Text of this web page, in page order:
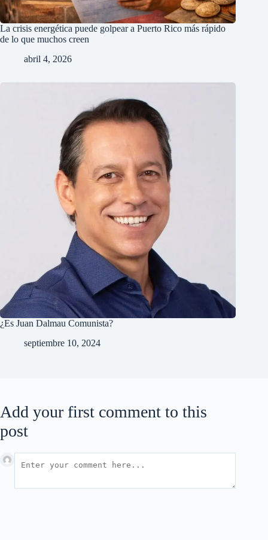
La crisis energética puede golpear a Puerto Rico más rápido
de lo que muchos creen
abril 4, 2026
¿Es Juan Dalmau Comunista?
septiembre 10, 2024
Add your first comment to this
post